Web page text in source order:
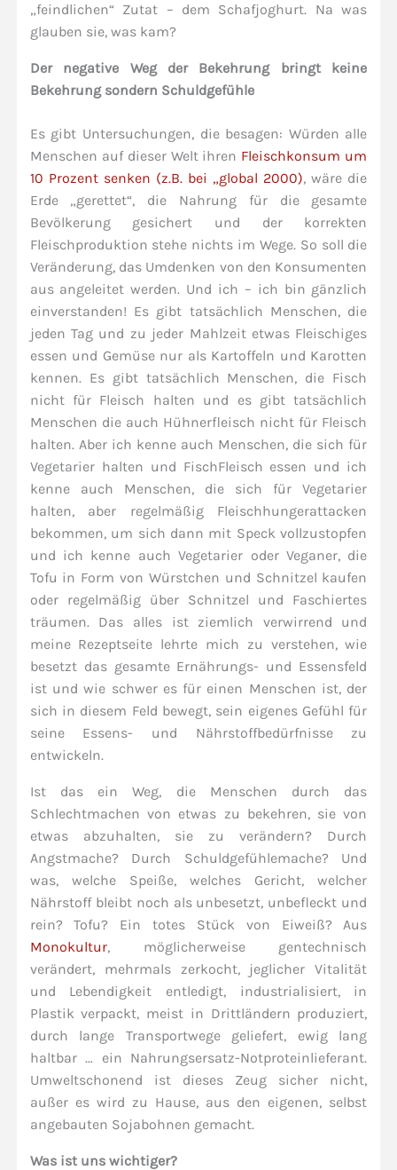
„feindlichen“ Zutat – dem Schafjoghurt. Na was
glauben sie, was kam?
Der negative Weg der Bekehrung bringt keine
Bekehrung sondern Schuldgefühle
Es gibt Untersuchungen, die besagen: Würden alle
Menschen auf dieser Welt ihren Fleischkonsum um
10 Prozent senken (z.B. bei „global 2000), wäre die
Erde „gerettet“, die Nahrung für die gesamte
Bevölkerung gesichert und der korrekten
Fleischproduktion stehe nichts im Wege. So soll die
Veränderung, das Umdenken von den Konsumenten
aus angeleitet werden. Und ich – ich bin gänzlich
einverstanden! Es gibt tatsächlich Menschen, die
jeden Tag und zu jeder Mahlzeit etwas Fleischiges
essen und Gemüse nur als Kartoffeln und Karotten
kennen. Es gibt tatsächlich Menschen, die Fisch
nicht für Fleisch halten und es gibt tatsächlich
Menschen die auch Hühnerfleisch nicht für Fleisch
halten. Aber ich kenne auch Menschen, die sich für
Vegetarier halten und FischFleisch essen und ich
kenne auch Menschen, die sich für Vegetarier
halten, aber regelmäßig Fleischhungerattacken
bekommen, um sich dann mit Speck vollzustopfen
und ich kenne auch Vegetarier oder Veganer, die
Tofu in Form von Würstchen und Schnitzel kaufen
oder regelmäßig über Schnitzel und Faschiertes
träumen. Das alles ist ziemlich verwirrend und
meine Rezeptseite lehrte mich zu verstehen, wie
besetzt das gesamte Ernährungs- und Essensfeld
ist und wie schwer es für einen Menschen ist, der
sich in diesem Feld bewegt, sein eigenes Gefühl für
seine Essens- und Nährstoffbedürfnisse zu
entwickeln.
Ist das ein Weg, die Menschen durch das
Schlechtmachen von etwas zu bekehren, sie von
etwas abzuhalten, sie zu verändern? Durch
Angstmache? Durch Schuldgefühlemache? Und
was, welche Speiße, welches Gericht, welcher
Nährstoff bleibt noch als unbesetzt, unbefleckt und
rein? Tofu? Ein totes Stück von Eiweiß? Aus
Monokultur, möglicherweise gentechnisch
verändert, mehrmals zerkocht, jeglicher Vitalität
und Lebendigkeit entledigt, industrialisiert, in
Plastik verpackt, meist in Drittländern produziert,
durch lange Transportwege geliefert, ewig lang
haltbar … ein Nahrungsersatz-Notproteinlieferant.
Umweltschonend ist dieses Zeug sicher nicht,
außer es wird zu Hause, aus den eigenen, selbst
angebauten Sojabohnen gemacht.
Was ist uns wichtiger?